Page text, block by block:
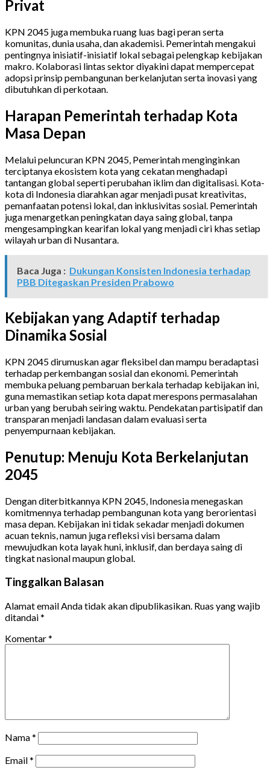
Privat
KPN 2045 juga membuka ruang luas bagi peran serta
komunitas, dunia usaha, dan akademisi. Pemerintah mengakui
pentingnya inisiatif-inisiatif lokal sebagai pelengkap kebijakan
makro. Kolaborasi lintas sektor diyakini dapat mempercepat
adopsi prinsip pembangunan berkelanjutan serta inovasi yang
dibutuhkan di perkotaan.
Harapan Pemerintah terhadap Kota
Masa Depan
Melalui peluncuran KPN 2045, Pemerintah menginginkan
terciptanya ekosistem kota yang cekatan menghadapi
tantangan global seperti perubahan iklim dan digitalisasi. Kota-
kota di Indonesia diarahkan agar menjadi pusat kreativitas,
pemanfaatan potensi lokal, dan inklusivitas sosial. Pemerintah
juga menargetkan peningkatan daya saing global, tanpa
mengesampingkan kearifan lokal yang menjadi ciri khas setiap
wilayah urban di Nusantara.
Baca Juga : Dukungan Konsisten Indonesia terhadap
PBB Ditegaskan Presiden Prabowo
Kebijakan yang Adaptif terhadap
Dinamika Sosial
KPN 2045 dirumuskan agar fleksibel dan mampu beradaptasi
terhadap perkembangan sosial dan ekonomi. Pemerintah
membuka peluang pembaruan berkala terhadap kebijakan ini,
guna memastikan setiap kota dapat merespons permasalahan
urban yang berubah seiring waktu. Pendekatan partisipatif dan
transparan menjadi landasan dalam evaluasi serta
penyempurnaan kebijakan.
Penutup: Menuju Kota Berkelanjutan
2045
Dengan diterbitkannya KPN 2045, Indonesia menegaskan
komitmennya terhadap pembangunan kota yang berorientasi
masa depan. Kebijakan ini tidak sekadar menjadi dokumen
acuan teknis, namun juga refleksi visi bersama dalam
mewujudkan kota layak huni, inklusif, dan berdaya saing di
tingkat nasional maupun global.
Tinggalkan Balasan
Alamat email Anda tidak akan dipublikasikan. Ruas yang wajib
ditandai*
Komentar*
Nama*
Email*